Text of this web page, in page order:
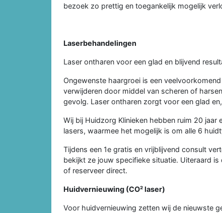
bezoek zo prettig en toegankelijk mogelijk
Laserbehandelingen
Laser ontharen voor een glad en blijvend
Ongewenste haargroei is een
verwijderen door middel van scheren of
gevolg. Laser ontharen zorgt voor een glad
Wij bij Huidzorg Klinieken hebben ruim 20
lasers, waarmee het mogelijk is om alle 6
Tijdens een 1e gratis en vrijblijvend consult
bekijkt ze jouw specifieke situatie. Uiteraard
of reserveer direct.
Huidvernieuwing (CO² laser)
Voor huidvernieuwing zetten wij de nieuwste